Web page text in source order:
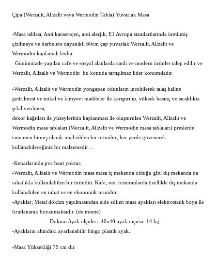
Çipa (Werzalit, Allzalit veya Wermodin Tabla) Yuvarlak Masa
-Masa tablası; Anti kanserojen, anti alerjik, E1 Avrupa standartlarında üretilmiş
çizilmeye ve darbelere dayanıklı 60cm çap yuvarlak Werzalit, Allzalit ve
Wermodin kaplamalı levha
Günümüzde yapılan cafe ve sosyal alanlarda canlı ve modern ürünler talep edilir ve
Werzalit, Allzalit ve Wermodin bu konuda tartışılmaz lider konumdadır.
-Werzalit, Allzalit ve Wermodin yongapan odunların inceltilerek talaş haline
getirilmesi ve tutkal ve kimyevi maddeler ile karıştırılıp, yüksek basınç ve sıcaklıkta
şekil verilmesi,
dekor kağıtları ile yüzeylerinin kaplanması ile oluşturulan Werzalit, Allzalit ve
Wermodin masa tablaları (Werzalit, Allzalit ve Wermodin masa tablaları) preslerde
tamamen bitmiş olarak imal edilen bir üründür, her yerde güvenerek
kullanabileceğiniz bir malzemedir…
-Kenarlarında pvc bant yoktur.
-Werzalit, Allzalit ve Wermodin masa masa iç mekanda olduğu gibi dış mekanda da
rahatlıkla kullanılabilen bir üründür. Kafe, otel restoranlarda özellikle dış mekanda
kullanabilen en rahat ve en ekonomik üründür.
-Ayaklar; Metal döküm yapılmasından elde edilen masa ayakları elektrostatik boya ile
fırınlanarak boyanmaktadır. (de monte)
Döküm Ayak ölçüleri 40x40 ayak öiçüsü 14 kg
-Ayakların altındaki ayarlanabilir bingo plastik ayak..
-Masa Yüksekliği 75 cm dir.